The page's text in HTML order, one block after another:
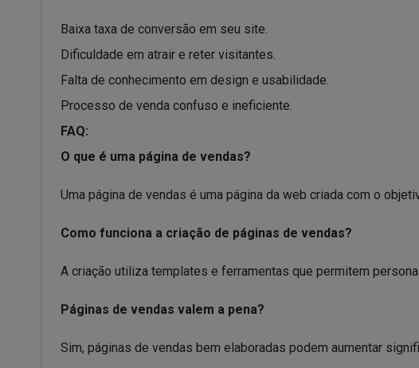
Baixa taxa de conversão em seu site.
Dificuldade em atrair e reter visitantes.
Falta de conhecimento em design e usabilidade.
Processo de venda confuso e ineficiente.
FAQ:
O que é uma página de vendas?
Uma página de vendas é uma página da web criada com o
Como funciona a criação de páginas de vendas?
A criação utiliza templates e ferramentas que permitem
Páginas de vendas valem a pena?
Sim, páginas de vendas bem elaboradas podem aumentar